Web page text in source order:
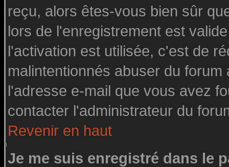
reçu, alors êtes-vous bien sûr
lors de l'enregistrement est
l'activation est utilisée, c'est de
malintentionnés abuser du
l'adresse e-mail que vous avez
contacter l'administrateur du
Revenir en haut
Je me suis enregistré dans le